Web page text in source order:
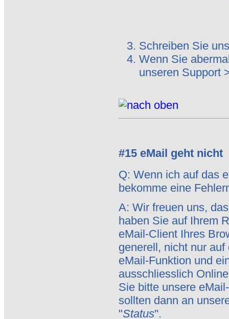
Schreiben Sie
Wenn Sie
unseren Support
#15 eMail geht nicht
Q: Wenn ich auf das
bekomme eine
A: Wir freuen uns,
haben Sie auf Ihrem
eMail-Client Ihres
generell, nicht nur
eMail-Funktion und
ausschliesslich
Sie bitte unsere
sollten dann an
"Status".